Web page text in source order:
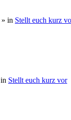
» in Stellt euch kurz
Stellt euch kurz vor